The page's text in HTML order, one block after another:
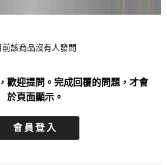
前該商品沒有人發問
歡迎提問。完成回覆的問題，才會
於頁面顯示。
會員登入